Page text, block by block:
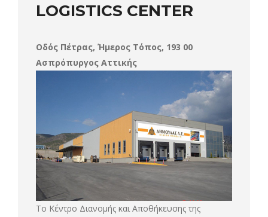
LOGISTICS CENTER
Οδός Πέτρας, Ήμερος Τόπος, 193 00
Ασπρόπυργος Αττικής
Το Κέντρο Διανομής και Αποθήκευσης της